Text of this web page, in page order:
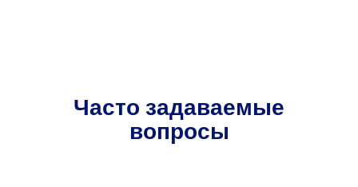
Часто задаваемые
вопросы